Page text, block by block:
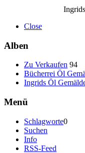
Close
Alben
Zu Verkaufen 94
Bücherrei Öl
Ingrids Öl
Menü
Schlagworte0
Suchen
Info
RSS-Feed